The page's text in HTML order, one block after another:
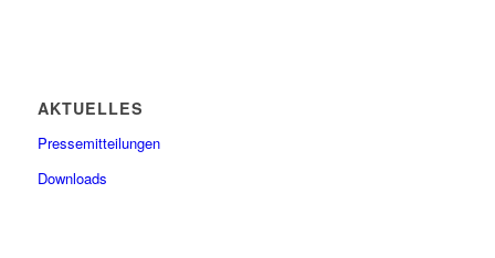
AKTUELLES
Pressemitteilungen
Downloads